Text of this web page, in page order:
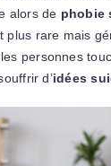
alors de phobie
plus rare mais
personnes
d’idées